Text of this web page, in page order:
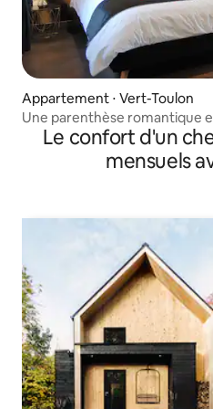
Appartement ⋅ Vert-Toulon
Une parenthèse romantique
Le confort d'un
mensuels